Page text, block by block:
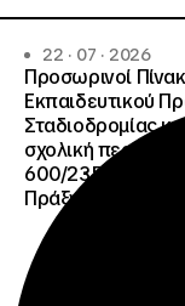
22 · 07 · 2026
Προσωρινοί
Εκπαιδευτικού
Σταδιοδρομίας
σχολική περίοδο
600/2355/
Πράξης